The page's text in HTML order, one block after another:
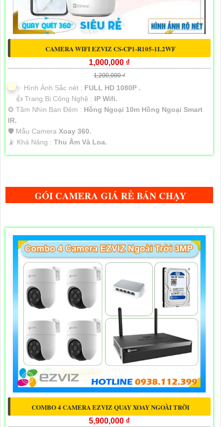
CAMERA WIFI EZVIZ CS-CP1-R105-1L2WF
1,000,000 ₫
1,200,000 ₫
✨ Hình Ảnh Sắc nét : FULL HD 1080P .
👍 Trang Bị Công Nghệ : IP Wifi.
❂ Tầm Nhìn Ban Đêm : Hồng Ngoại 10m Hồng Ngoại Smart
IR.
🛡 Mẫu Camera Xoay 360.
️📡 Khả Năng : Thu Âm Và Loa.
GÓI CAMERA GIÁ RẺ BÁN CHẠY
COMBO 4 CAMERA EZVIZ QUAY XOAY NGOÀI TRỜI
5,900,000 ₫